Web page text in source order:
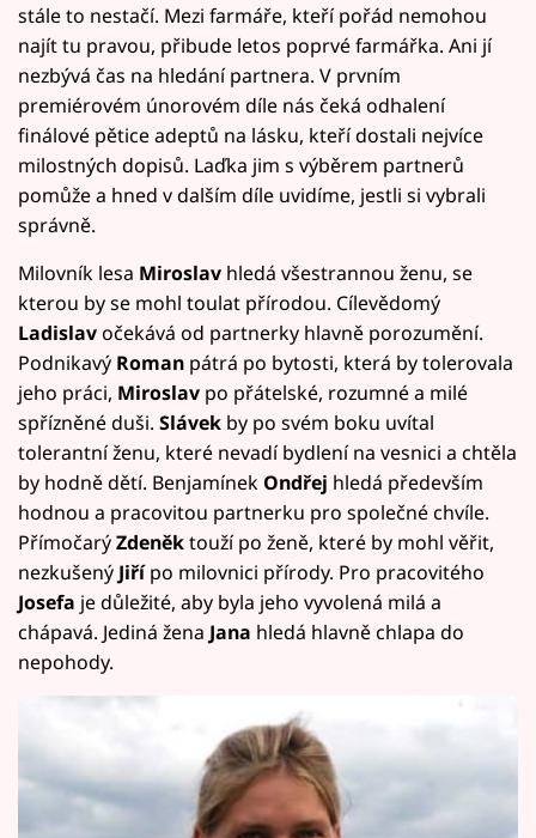
stále to nestačí. Mezi farmáře, kteří pořád nemohou
najít tu pravou, přibude letos poprvé farmářka. Ani jí
nezbývá čas na hledání partnera. V prvním
premiérovém únorovém díle nás čeká odhalení
finálové pětice adeptů na lásku, kteří dostali nejvíce
milostných dopisů. Laďka jim s výběrem partnerů
pomůže a hned v dalším díle uvidíme, jestli si vybrali
správně.
Milovník lesa Miroslav hledá všestrannou ženu, se
kterou by se mohl toulat přírodou. Cílevědomý
Ladislavočekává od partnerky hlavně porozumění.
Podnikavý Roman pátrá po bytosti, která by tolerovala
jeho práci, Miroslav po přátelské, rozumné a milé
spřízněné duši. Slávek by po svém boku uvítal
tolerantní ženu, které nevadí bydlení na vesnici a chtěla
by hodně dětí. Benjamínek Ondřej hledá především
hodnou a pracovitou partnerku pro společné chvíle.
PřímočarýZdeněktouží po ženě, které by mohl věřit,
nezkušený Jiřípo milovnici přírody. Pro pracovitého
Josefa je důležité, aby byla jeho vyvolená milá a
chápavá. Jediná žena Jana hledá hlavně chlapa do
nepohody.